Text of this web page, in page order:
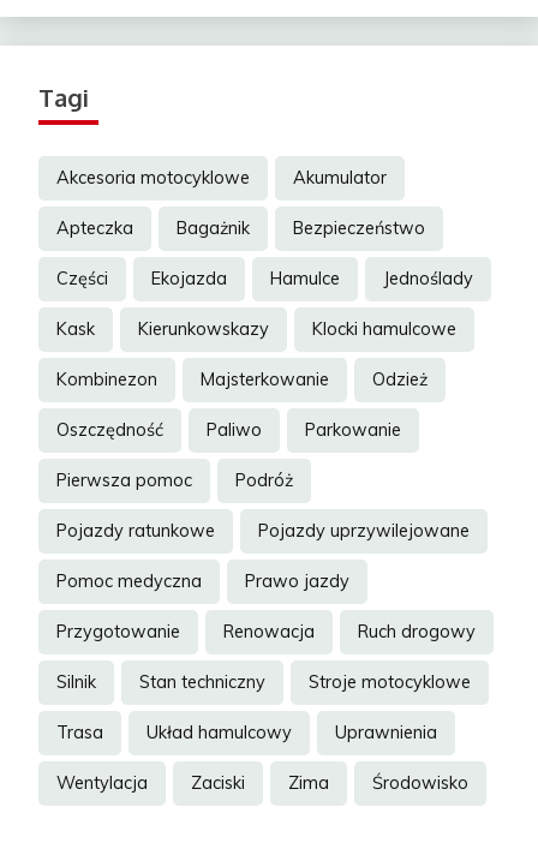
Tagi
Akcesoria motocyklowe Akumulator
Apteczka Bagażnik Bezpieczeństwo
Części Ekojazda Hamulce Jednoślady
Kask Kierunkowskazy Klocki hamulcowe
Kombinezon Majsterkowanie Odzież
Oszczędność Paliwo Parkowanie
Pierwsza pomoc Podróż
Pojazdy ratunkowe Pojazdy uprzywilejowane
Pomoc medyczna Prawo jazdy
Przygotowanie Renowacja Ruch drogowy
Silnik Stan techniczny Stroje motocyklowe
Trasa Układ hamulcowy Uprawnienia
Wentylacja Zaciski Zima Środowisko